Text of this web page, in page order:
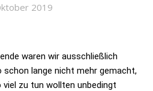
2019
waren wir ausschließlich
schon lange nicht mehr gemacht,
zu tun wollten unbedingt